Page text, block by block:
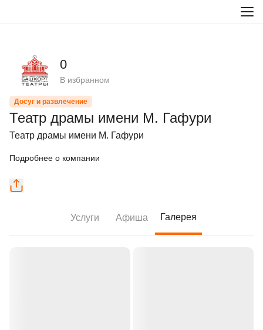
0
В избранном
Досуг и развлечение
Театр драмы имени М. Гафури
Театр драмы имени М. Гафури
Подробнее о компании
Услуги Афиша Галерея